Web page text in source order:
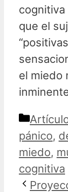
cognitiva
que el
el miedo
pánico,
miedo,
cognitiva